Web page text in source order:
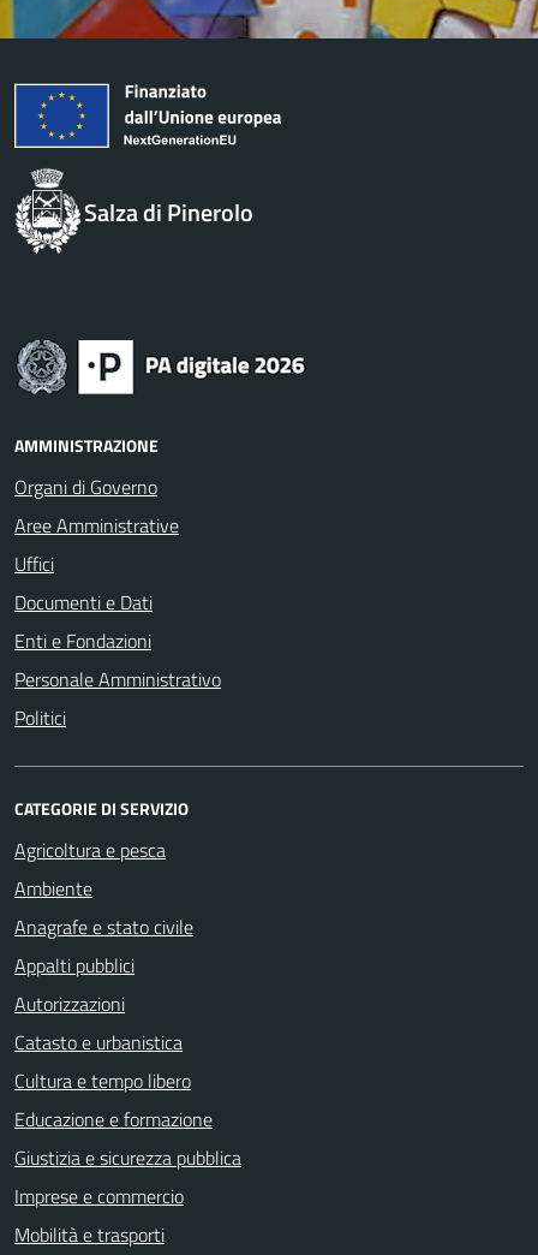
Salza di Pinerolo
AMMINISTRAZIONE
Organi di Governo
Aree Amministrative
Uffici
Documenti e Dati
Enti e Fondazioni
Personale Amministrativo
Politici
CATEGORIE DI SERVIZIO
Agricoltura e pesca
Ambiente
Anagrafe e stato civile
Appalti pubblici
Autorizzazioni
Catasto e urbanistica
Cultura e tempo libero
Educazione e formazione
Giustizia e sicurezza pubblica
Imprese e commercio
Mobilità e trasporti